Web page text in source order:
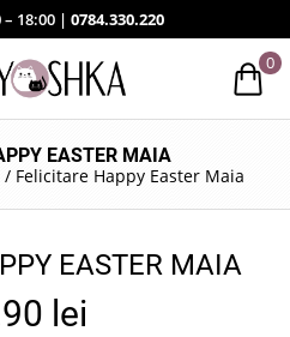
18:00 | 0784.330.220
0
EASTER MAIA
/ Felicitare Happy Easter Maia
EASTER MAIA
lei